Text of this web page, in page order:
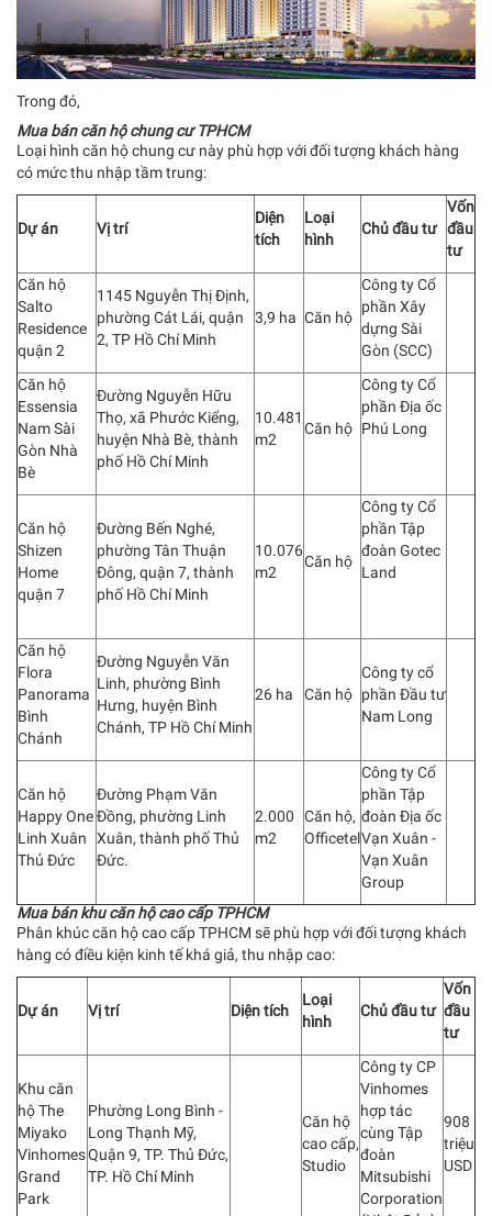
Trong đó,
Mua bán căn hộ chung cư TPHCM
Loại hình căn hộ chung cư này phù hợp với đối tượng khách hàng
có mức thu nhập tầm trung:
Dự án Vị trí
Diện
tích
Loại
hình
Chủ đầu tư
Vốn
đầu
tư
Căn hộ
Salto
Residence
quận 2
1145 Nguyễn Thị Định,
phường Cát Lái, quận
2, TP Hồ Chí Minh
3,9 ha Căn hộ
Công ty Cổ
phần Xây
dựng Sài
Gòn (SCC)
Căn hộ
Essensia
Nam Sài
Gòn Nhà
Bè
Đường Nguyễn Hữu
Thọ, xã Phước Kiểng,
huyện Nhà Bè, thành
phố Hồ Chí Minh
10.481
m2
Căn hộ
Công ty Cổ
phần Địa ốc
Phú Long
Căn hộ
Shizen
Home
quận 7
Đường Bến Nghé,
phường Tân Thuận
Đông, quận 7, thành
phố Hồ Chí Minh
10.076
m2
Căn hộ
Công ty Cổ
phần Tập
đoàn Gotec
Land
Căn hộ
Flora
Panorama
Bình
Chánh
Đường Nguyễn Văn
Linh, phường Bình
Hưng, huyện Bình
Chánh, TP Hồ Chí Minh
26 ha Căn hộ
Công ty cổ
phần Đầu tư
Nam Long
Căn hộ
Happy One
Linh Xuân
Thủ Đức
Đường Phạm Văn
Đồng, phường Linh
Xuân, thành phố Thủ
Đức.
2.000
m2
Căn hộ,
Officetel
Công ty Cổ
phần Tập
đoàn Địa ốc
Vạn Xuân -
Vạn Xuân
Group
Mua bán khu căn hộ cao cấp TPHCM
Phân khúc căn hộ cao cấp TPHCM sẽ phù hợp với đối tượng khách
hàng có điều kiện kinh tế khá giả, thu nhập cao:
Dự án Vị trí Diện tích
Loại
hình
Chủ đầu tư
Vốn
đầu
tư
Khu căn
hộ The
Miyako
Vinhomes
Grand
Park
Phường Long Bình -
Long Thạnh Mỹ,
Quận 9, TP. Thủ Đức,
TP. Hồ Chí Minh
Căn hộ
cao cấp,
Studio
Công ty CP
Vinhomes
hợp tác
cùng Tập
đoàn
Mitsubishi
Corporation
908
triệu
USD